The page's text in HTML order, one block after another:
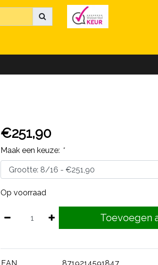
€251,90
Maak een keuze: *
Op voorraad
Toevoegen